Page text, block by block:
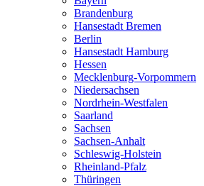
Brandenburg
Hansestadt Bremen
Berlin
Hansestadt Hamburg
Hessen
Mecklenburg-Vorpommern
Niedersachsen
Nordrhein-Westfalen
Saarland
Sachsen
Sachsen-Anhalt
Schleswig-Holstein
Rheinland-Pfalz
Thüringen